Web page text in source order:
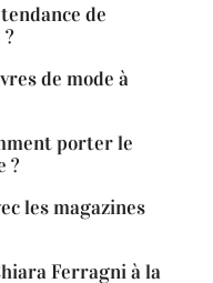
de
de mode à
porter le
?
les magazines
Ferragni à la